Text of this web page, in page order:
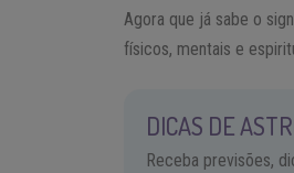
Agora que já sabe o
físicos, mentais e
DICAS DE
Receba previsões,